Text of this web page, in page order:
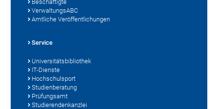
Beschäftigte
VerwaltungsABC
Amtliche Veröffentlichungen
Service
Universitätsbibliothek
IT-Dienste
Hochschulsport
Studienberatung
Prüfungsamt
Studierendenkanzlei